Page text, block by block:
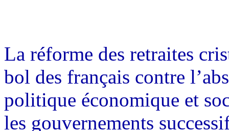
La réforme des retraites
bol des français contre
politique économique et
les gouvernements